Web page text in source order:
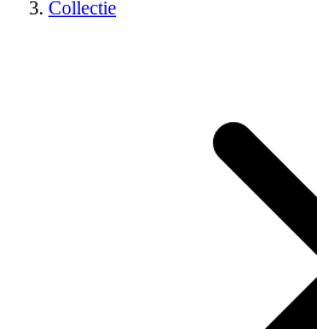
Collectie